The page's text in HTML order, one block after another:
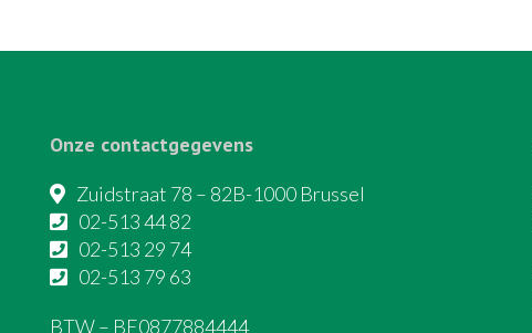
Onze contactgegevens
Zuidstraat 78 – 82B-1000 Brussel
02-513 44 82
02-513 29 74
02-513 79 63
BTW – BE0877884444